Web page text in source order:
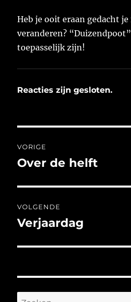
Heb je ooit eraan gedacht je
veranderen?
toepasselijk zijn!
Reacties zijn gesloten.
navigatie
VORIGE
Vorig
Over de helft
VOLGENDE
Volgend
Verjaardag
Zoeken